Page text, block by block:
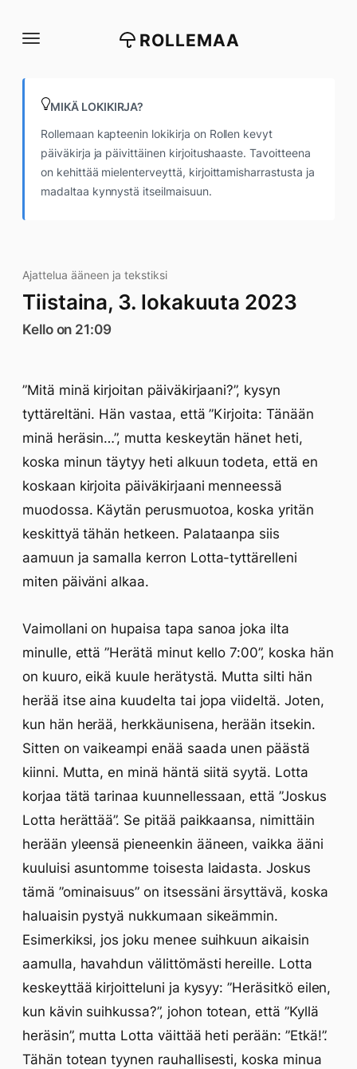
suoraan
ROLLEMAA
MIKÄ LOKIKIRJA?
Rollemaan kapteenin lokikirja on Rollen kevyt
päiväkirja ja päivittäinen kirjoitushaaste. Tavoitteena
on kehittää mielenterveyttä, kirjoittamisharrastusta ja
madaltaa kynnystä itseilmaisuun.
Ajattelua ääneen ja tekstiksi
Tiistaina, 3. lokakuuta 2023
Kello on 21:09
”Mitä minä kirjoitan päiväkirjaani?”, kysyn
tyttäreltäni. Hän vastaa, että ”Kirjoita: Tänään
minä heräsin…”, mutta keskeytän hänet heti,
koska minun täytyy heti alkuun todeta, että en
koskaan kirjoita päiväkirjaani menneessä
muodossa. Käytän perusmuotoa, koska yritän
keskittyä tähän hetkeen. Palataanpa siis
aamuun ja samalla kerron Lotta-tyttärelleni
miten päiväni alkaa.
Vaimollani on hupaisa tapa sanoa joka ilta
minulle, että ”Herätä minut kello 7:00”, koska hän
on kuuro, eikä kuule herätystä. Mutta silti hän
herää itse aina kuudelta tai jopa viideltä. Joten,
kun hän herää, herkkäunisena, herään itsekin.
Sitten on vaikeampi enää saada unen päästä
kiinni. Mutta, en minä häntä siitä syytä. Lotta
korjaa tätä tarinaa kuunnellessaan, että ”Joskus
Lotta herättää”. Se pitää paikkaansa, nimittäin
herään yleensä pieneenkin ääneen, vaikka ääni
kuuluisi asuntomme toisesta laidasta. Joskus
tämä ”ominaisuus” on itsessäni ärsyttävä, koska
haluaisin pystyä nukkumaan sikeämmin.
Esimerkiksi, jos joku menee suihkuun aikaisin
aamulla, havahdun välittömästi hereille. Lotta
keskeyttää kirjoitteluni ja kysyy: ”Heräsitkö eilen,
kun kävin suihkussa?”, johon totean, että ”Kyllä
heräsin”, mutta Lotta väittää heti perään: ”Etkä!”.
Tähän totean tyynen rauhallisesti, koska minua